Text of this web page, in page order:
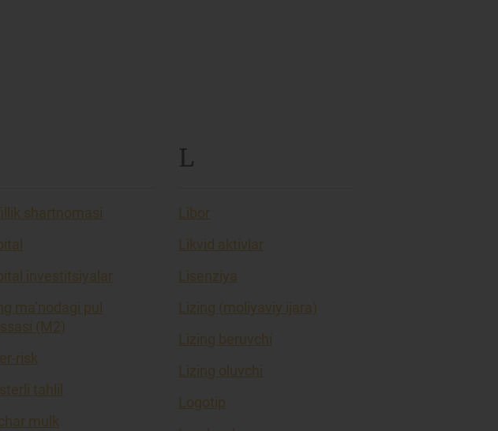
shartnomasi
investitsiyalar
ma’nodagi pul
(M2)
risk
tahlil
mulk
L
Libor
Likvid aktivlar
Lisenziya
Lizing (moliyaviy ijara)
Lizing beruvchi
Lizing oluvchi
Logotip